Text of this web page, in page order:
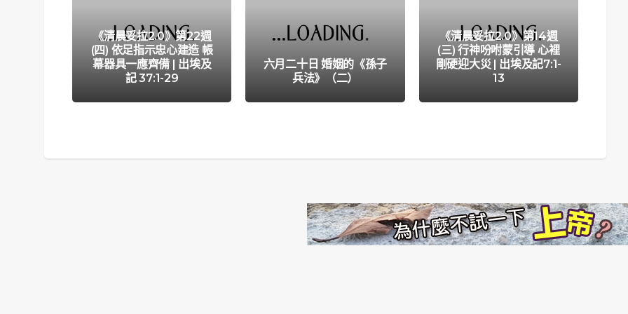
《清晨妥拉2.0》第22週
(四) 依足指示忠心建造 帳
幕器具一應齊備 | 出埃及
記 37:1-29
六月二十日 婚姻的《孫子
兵法》（二）
《清晨妥拉2.0》第14週
(三) 行神吩咐蒙引導 心裡
剛硬迎大災 | 出埃及記7:1-
13